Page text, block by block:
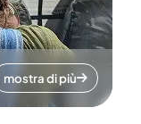
mostra di più